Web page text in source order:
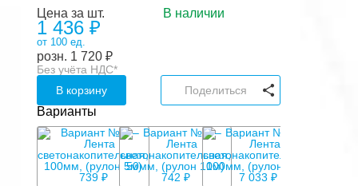
Цена за шт.
1 436 ₽
от 100 ед.
розн. 1 720 ₽
В наличии
Без учёта НДС*
В корзину
Поделиться
Варианты
739 ₽ 742 ₽ 7 033 ₽